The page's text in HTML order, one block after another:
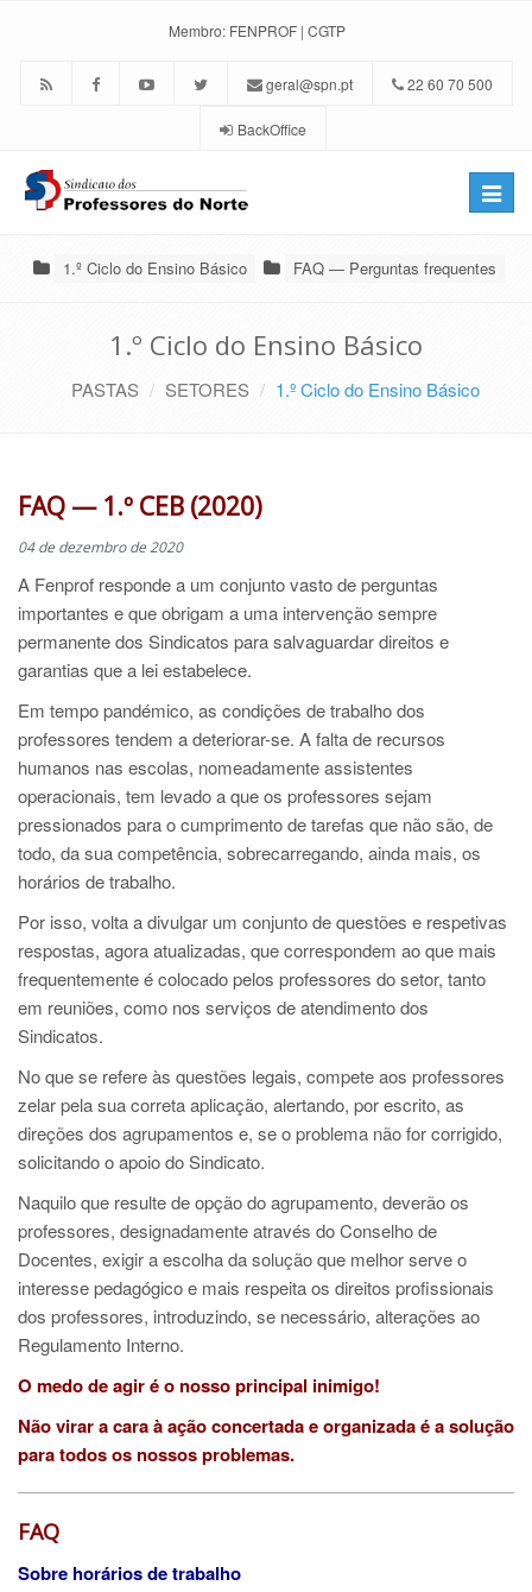
Membro: FENPROF | CGTP
geral@spn.pt 22 60 70 500
BackOffice
Toggle
1.º Ciclo do Ensino Básico FAQ — Perguntas frequentes
1.º Ciclo do Ensino Básico
PASTAS SETORES 1.º Ciclo do Ensino Básico
FAQ — 1.º CEB (2020)
04 de dezembro de 2020
A Fenprof responde a um conjunto vasto de perguntas
importantes e que obrigam a uma intervenção sempre
permanente dos Sindicatos para salvaguardar direitos e
garantias que a lei estabelece.
Em tempo pandémico, as condições de trabalho dos
professores tendem a deteriorar-se. A falta de recursos
humanos nas escolas, nomeadamente assistentes
operacionais, tem levado a que os professores sejam
pressionados para o cumprimento de tarefas que não são, de
todo, da sua competência, sobrecarregando, ainda mais, os
horários de trabalho.
Por isso, volta a divulgar um conjunto de questões e respetivas
respostas, agora atualizadas, que correspondem ao que mais
frequentemente é colocado pelos professores do setor, tanto
em reuniões, como nos serviços de atendimento dos
Sindicatos.
No que se refere às questões legais, compete aos professores
zelar pela sua correta aplicação, alertando, por escrito, as
direções dos agrupamentos e, se o problema não for corrigido,
solicitando o apoio do Sindicato.
Naquilo que resulte de opção do agrupamento, deverão os
professores, designadamente através do Conselho de
Docentes, exigir a escolha da solução que melhor serve o
interesse pedagógico e mais respeita os direitos profissionais
dos professores, introduzindo, se necessário, alterações ao
Regulamento Interno.
O medo de agir é o nosso principal inimigo!
Não virar a cara à ação concertada e organizada é a solução
para todos os nossos problemas.
FAQ
Sobre horários de trabalho